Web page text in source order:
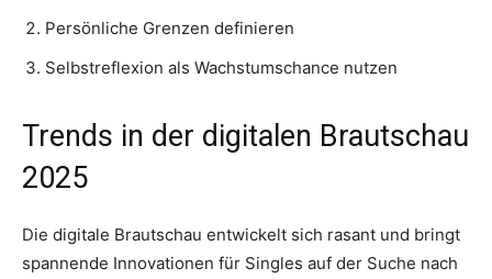
Persönliche Grenzen definieren
Selbstreflexion als Wachstumschance nutzen
Trends in der digitalen Brautschau
2025
Die digitale Brautschau entwickelt sich rasant und bringt
spannende Innovationen für Singles auf der Suche nach